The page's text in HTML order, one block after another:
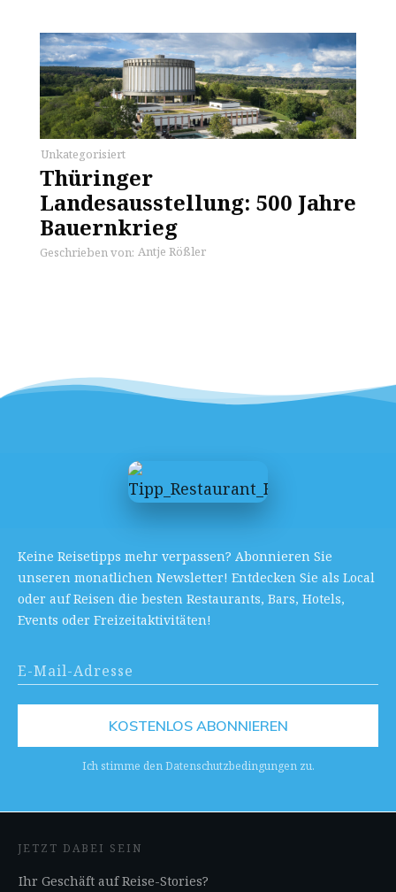
Unkategorisiert
Thüringer
Landesausstellung: 500 Jahre
Bauernkrieg
Geschrieben von: Antje Rößler
Keine Reisetipps mehr verpassen? Abonnieren Sie
unseren monatlichen Newsletter! Entdecken Sie als Local
oder auf Reisen die besten Restaurants, Bars, Hotels,
Events oder Freizeitaktivitäten!
KOSTENLOS ABONNIEREN
Ich stimme den Datenschutzbedingungen zu.
JETZT DABEI SEIN
Ihr Geschäft auf Reise-Stories?